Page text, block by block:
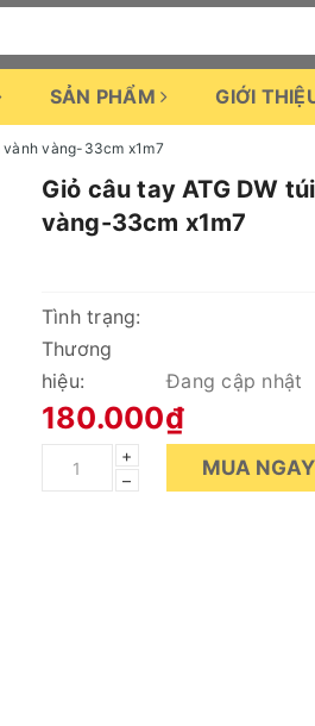
SẢN PHẨM GIỚI
vành vàng-33cm x1m7
Giỏ câu tay ATG DW
vàng-33cm x1m7
Tình trạng:
Thương
hiệu:
Đang cập nhật
180.000₫
+
–
MUA NGAY